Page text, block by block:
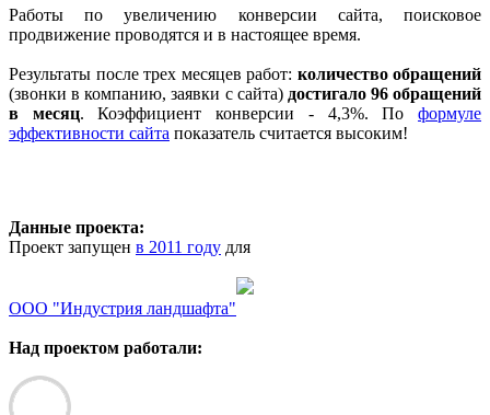
Работы по увеличению конверсии сайта, поисковое
продвижение проводятся и в настоящее время.
Результаты после трех месяцев работ: количество обращений
(звонки в компанию, заявки с сайта) достигало 96 обращений
в месяц. Коэффициент конверсии - 4,3%. Поформуле
эффективности сайта показатель считается высоким!
Данные проекта:
Проект запущен в 2011 году для
OOO "Индустрия ландшафта"
Над проектом работали: